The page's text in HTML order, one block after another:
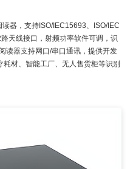
器，支持ISO/IEC15693、ISO/IEC
天线接口，射频功率软件可调，识
读器支持网口/串口通讯，提供开发
材、智能工厂、无人售货柜等识别